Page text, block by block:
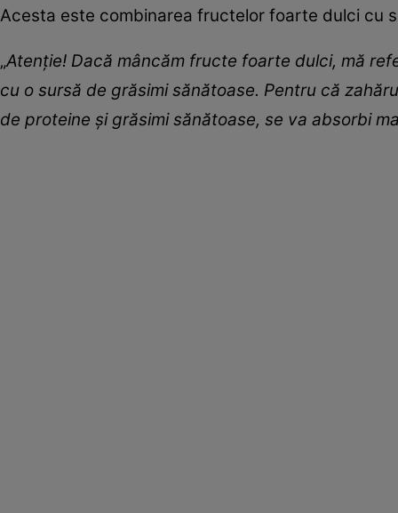
Acesta este combinarea fructelor foarte dulci cu
„Atenție! Dacă mâncăm fructe foarte dulci, mă
cu o sursă de grăsimi sănătoase. Pentru că
de proteine și grăsimi sănătoase, se va absorbi